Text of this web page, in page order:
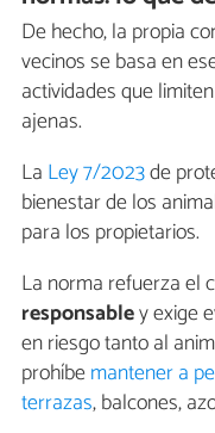
De hecho, la propia
vecinos se basa en
actividades que
ajenas.
La Ley 7/2023de
bienestar de los
para los propietarios.
La norma refuerza el
responsabley exige
en riesgo tanto al
prohíbemantener a
terrazas, balcones,